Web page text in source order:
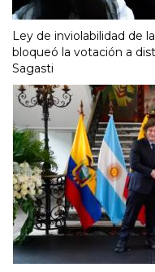
Ley de inviolabilidad de
bloqueó la votación a
Sagasti